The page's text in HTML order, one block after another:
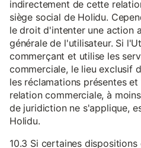
indirectement de cette
siège social de Holidu.
le droit d'intenter une action
générale de l'utilisateur. Si
commerçant et utilise les
commerciale, le lieu exclusif
les réclamations présentes
relation commerciale, à
de juridiction ne s'applique,
Holidu.
10.3 Si certaines